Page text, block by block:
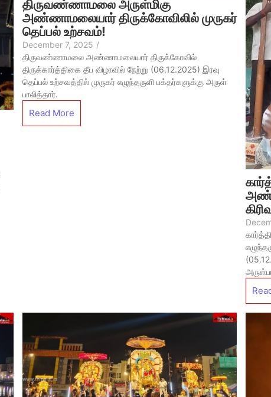
திருவண்ணாமலை அருள்மிகு
அண்ணாமலையார் திருக்கோவிலில் முருகர்
தெப்பல் உற்சவம்!
December 7, 2025 /
திருவண்ணாமலை அண்ணாமலையார் திருக்கோவில்
திருக்கார்த்திகை தீப விழாவில் நேற்று (06.12.2025) இரவு
தெப்பல் உற்சவத்தில் முருகர் எழுந்தருளி பக்தர்களுக்கு அருள்
பாலித்தார்.
Read More